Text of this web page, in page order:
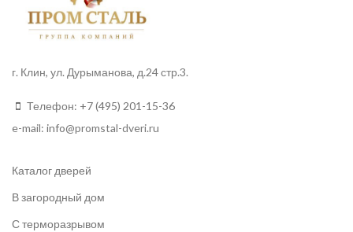
г. Клин, ул. Дурыманова, д.24 стр.3.
Телефон: +7 (495) 201-15-36
e-mail: info@promstal-dveri.ru
Каталог дверей
В загородный дом
С терморазрывом